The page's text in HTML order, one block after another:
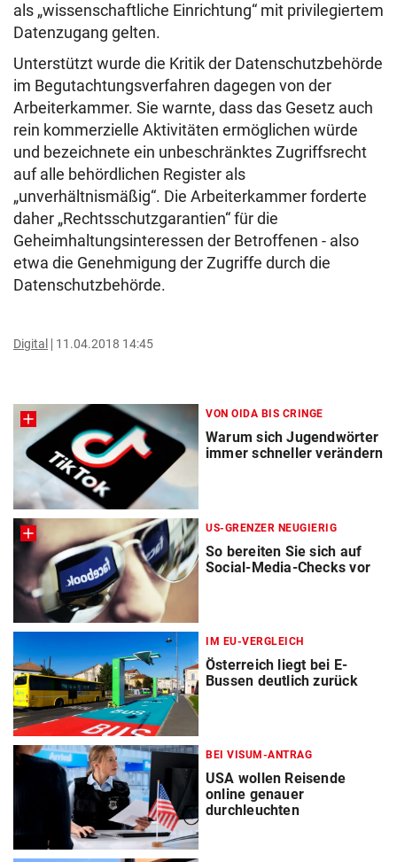
als „wissenschaftliche Einrichtung“ mit privilegiertem
Datenzugang gelten.
Unterstützt wurde die Kritik der Datenschutzbehörde
im Begutachtungsverfahren dagegen von der
Arbeiterkammer. Sie warnte, dass das Gesetz auch
rein kommerzielle Aktivitäten ermöglichen würde
und bezeichnete ein unbeschränktes Zugriffsrecht
auf alle behördlichen Register als
„unverhältnismäßig“. Die Arbeiterkammer forderte
daher „Rechtsschutzgarantien“ für die
Geheimhaltungsinteressen der Betroffenen - also
etwa die Genehmigung der Zugriffe durch die
Datenschutzbehörde.
Digital 11.04.2018 14:45
VON OIDA BIS CRINGE
Warum sich Jugendwörter
immer schneller verändern
US-GRENZER NEUGIERIG
So bereiten Sie sich auf
Social-Media-Checks vor
IM EU-VERGLEICH
Österreich liegt bei E-
Bussen deutlich zurück
BEI VISUM-ANTRAG
USA wollen Reisende
online genauer
durchleuchten